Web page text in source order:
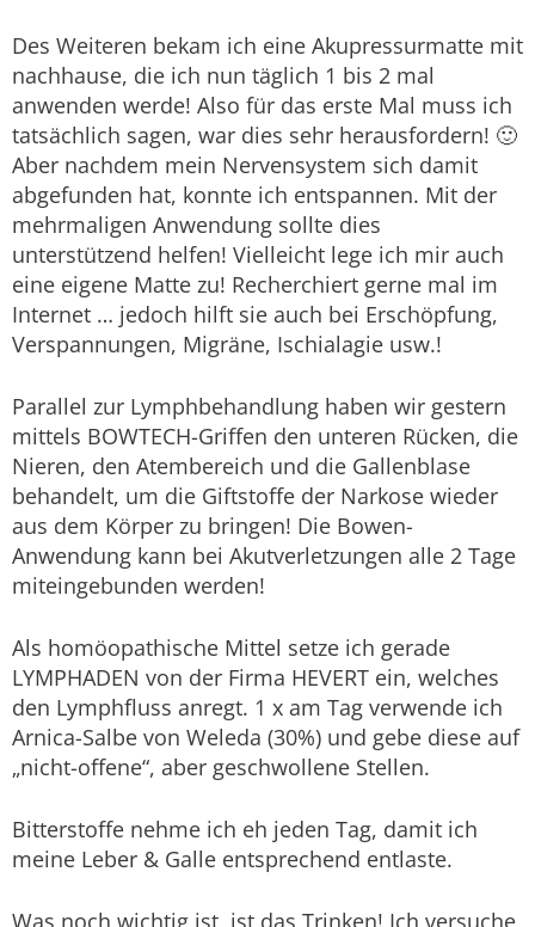
Des Weiteren bekam ich eine Akupressurmatte mit
nachhause, die ich nun täglich 1 bis 2 mal
anwenden werde! Also für das erste Mal muss ich
tatsächlich sagen, war dies sehr herausfordern! 🙂
Aber nachdem mein Nervensystem sich damit
abgefunden hat, konnte ich entspannen. Mit der
mehrmaligen Anwendung sollte dies
unterstützend helfen! Vielleicht lege ich mir auch
eine eigene Matte zu! Recherchiert gerne mal im
Internet … jedoch hilft sie auch bei Erschöpfung,
Verspannungen, Migräne, Ischialagie usw.!
Parallel zur Lymphbehandlung haben wir gestern
mittels BOWTECH-Griffen den unteren Rücken, die
Nieren, den Atembereich und die Gallenblase
behandelt, um die Giftstoffe der Narkose wieder
aus dem Körper zu bringen! Die Bowen-
Anwendung kann bei Akutverletzungen alle 2 Tage
miteingebunden werden!
Als homöopathische Mittel setze ich gerade
LYMPHADEN von der Firma HEVERT ein, welches
den Lymphfluss anregt. 1 x am Tag verwende ich
Arnica-Salbe von Weleda (30%) und gebe diese auf
„nicht-offene“, aber geschwollene Stellen.
Bitterstoffe nehme ich eh jeden Tag, damit ich
meine Leber & Galle entsprechend entlaste.